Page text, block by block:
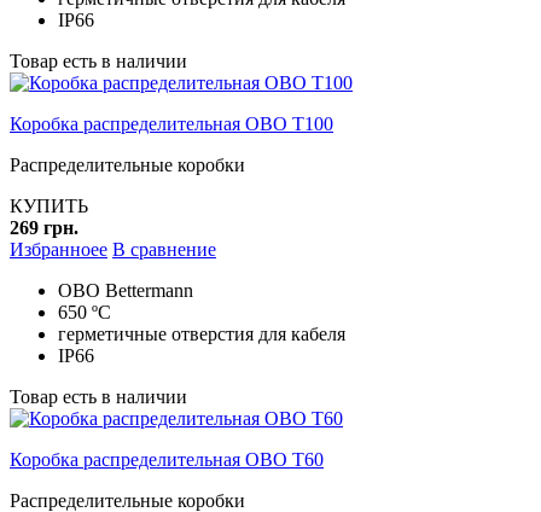
IP66
Товар есть в наличии
Коробка распределительная OBO T100
Распределительные коробки
КУПИТЬ
269 грн.
Избранноее В сравнение
ОВО Bettermann
650 ºC
герметичные отверстия для кабеля
IP66
Товар есть в наличии
Коробка распределительная OBO T60
Распределительные коробки